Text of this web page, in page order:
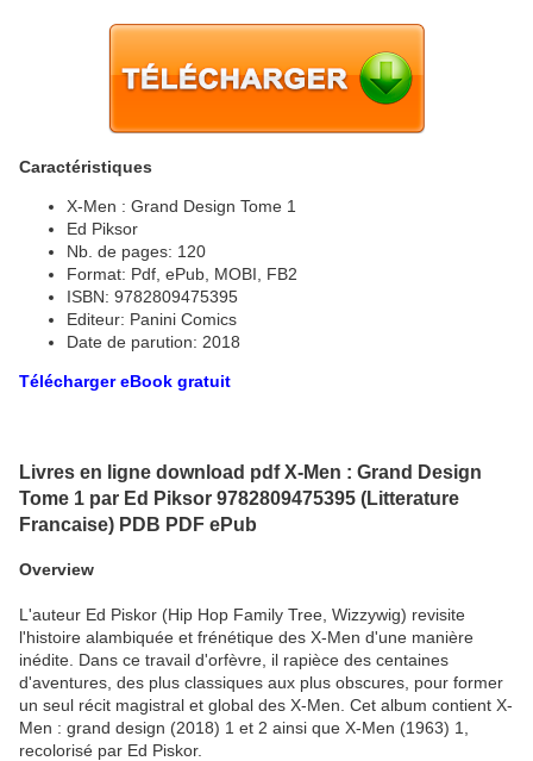
Caractéristiques
X-Men : Grand Design Tome 1
Ed Piksor
Nb. de pages: 120
Format: Pdf, ePub, MOBI, FB2
ISBN: 9782809475395
Editeur: Panini Comics
Date de parution: 2018
Télécharger eBook gratuit
Livres en ligne download pdf X-Men : Grand Design
Tome 1 par Ed Piksor 9782809475395 (Litterature
Francaise) PDB PDF ePub
Overview
L'auteur Ed Piskor (Hip Hop Family Tree, Wizzywig) revisite
l'histoire alambiquée et frénétique des X-Men d'une manière
inédite. Dans ce travail d'orfèvre, il rapièce des centaines
d'aventures, des plus classiques aux plus obscures, pour former
un seul récit magistral et global des X-Men. Cet album contient X-
Men : grand design (2018) 1 et 2 ainsi que X-Men (1963) 1,
recolorisé par Ed Piskor.